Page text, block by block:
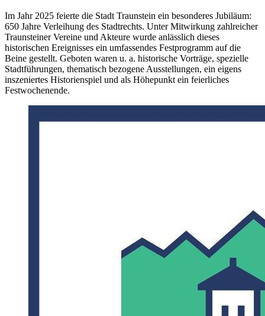
Im Jahr 2025 feierte die Stadt Traunstein ein besonderes Jubiläum:
650 Jahre Verleihung des Stadtrechts. Unter Mitwirkung zahlreicher
Traunsteiner Vereine und Akteure wurde anlässlich dieses
historischen Ereignisses ein umfassendes Festprogramm auf die
Beine gestellt. Geboten waren u. a. historische Vorträge, spezielle
Stadtführungen, thematisch bezogene Ausstellungen, ein eigens
inszeniertes Historienspiel und als Höhepunkt ein feierliches
Festwochenende.